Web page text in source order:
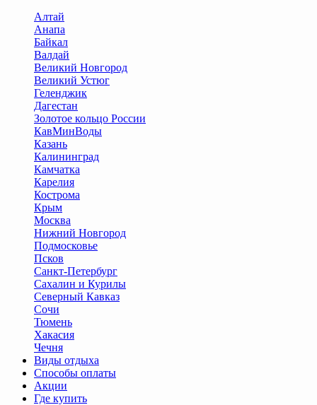
Алтай
Анапа
Байкал
Валдай
Великий Новгород
Великий Устюг
Геленджик
Дагестан
Золотое кольцо России
КавМинВоды
Казань
Калининград
Камчатка
Карелия
Кострома
Крым
Москва
Нижний Новгород
Подмосковье
Псков
Санкт-Петербург
Сахалин и Курилы
Северный Кавказ
Сочи
Тюмень
Хакасия
Чечня
Виды отдыха
Способы оплаты
Акции
Где купить